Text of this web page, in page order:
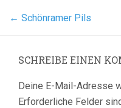
← Schönramer Pils
SCHREIBE EINEN
Deine E-Mail-Adresse
Erforderliche Felder